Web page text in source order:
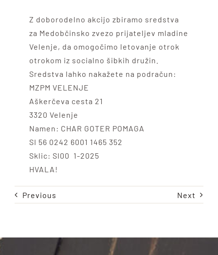
Z doborodelno akcijo zbiramo sredstva
za Medobčinsko zvezo prijateljev mladine
Velenje, da omogočimo letovanje otrok
otrokom iz socialno šibkih družin.
Sredstva lahko nakažete na podračun:
MZPM VELENJE
Aškerčeva cesta 21
3320 Velenje
Namen: CHAR GOTER POMAGA
SI 56 0242 6001 1465 352
Sklic: SI00 1-2025
HVALA!
Previous Next